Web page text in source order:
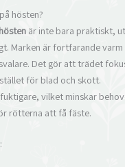
hösten?
är inte bara praktiskt,
Marken är fortfarande
Det gör att trädet
för blad och skott.
vilket minskar
rötterna att få fäste.